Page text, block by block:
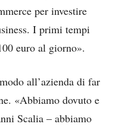
per investire
I primi tempi
euro al giorno».
all’azienda di far
«Abbiamo dovuto e
Scalia – abbiamo